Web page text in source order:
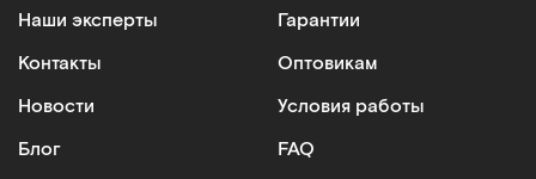
Наши эксперты
Контакты
Новости
Блог
Гарантии
Оптовикам
Условия работы
FAQ